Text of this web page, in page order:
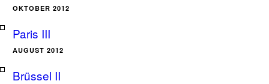
OKTOBER 2012
Paris III
AUGUST 2012
Brüssel II